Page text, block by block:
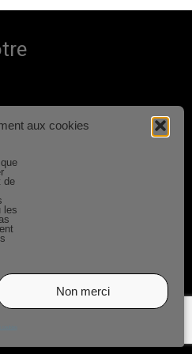
aux cookies
de
les
Non merci
ne les partageons
ce service